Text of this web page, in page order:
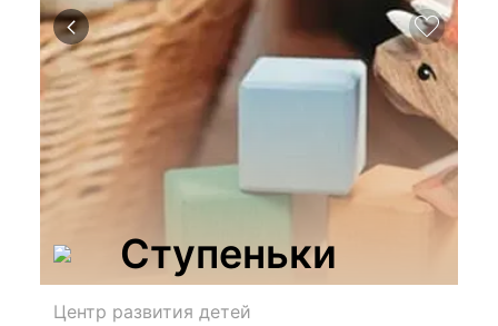
Ступеньки
Центр развития детей